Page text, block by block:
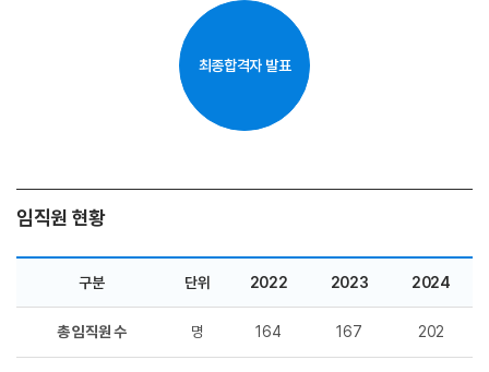
최종합격자 발표
임직원 현황
구분 단위 2022 2023 2024
총 임직원 수 명 164 167 202